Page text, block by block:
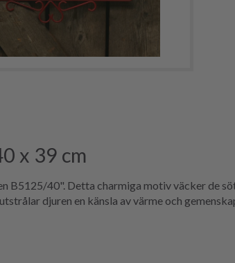
x 39 cm
B5125/40". Detta charmiga motiv väcker de
djuren en känsla av värme och